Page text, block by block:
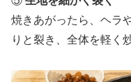
焼きあがったら、ヘラ
りと裂き、全体を軽く